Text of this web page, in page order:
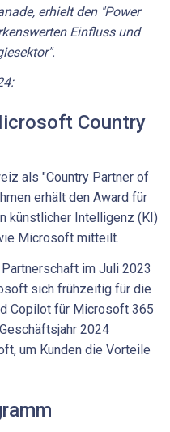
erhielt den "Power
Einfluss und
Country
als "Country Partner of
erhält den Award für
künstlicher Intelligenz (KI)
Microsoft mitteilt.
im Juli 2023
sich frühzeitig für die
Copilot für Microsoft 365
2024
um Kunden die Vorteile